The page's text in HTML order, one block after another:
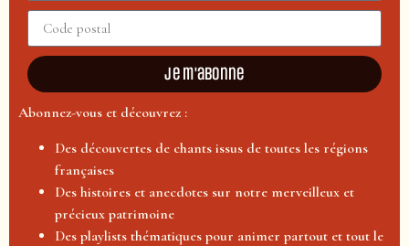
Je m'abonne
Abonnez-vous et découvrez :
Des découvertes de chants issus de toutes les régions
françaises
Des histoires et anecdotes sur notre merveilleux et
précieux patrimoine
Des playlists thématiques pour animer partout et tout le